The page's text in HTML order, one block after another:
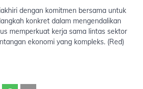
dengan komitmen bersama untuk
konkret dalam mengendalikan
memperkuat kerja sama lintas sektor
ekonomi yang kompleks. (Red)